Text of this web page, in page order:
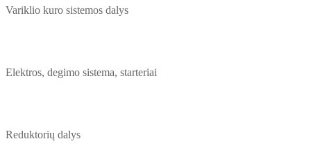
Variklio kuro sistemos dalys
Elektros, degimo sistema, starteriai
Reduktorių dalys